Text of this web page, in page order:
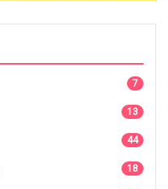
7
13
44
18